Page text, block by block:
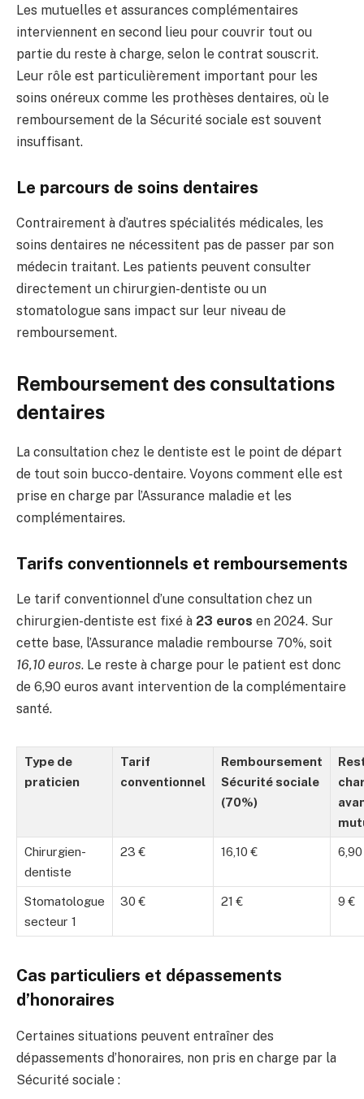
Les mutuelles et assurances complémentaires
interviennent en second lieu pour couvrir tout ou
partie du reste à charge, selon le contrat souscrit.
Leur rôle est particulièrement important pour les
soins onéreux comme les prothèses dentaires, où le
remboursement de la Sécurité sociale est souvent
insuffisant.
Le parcours de soins dentaires
Contrairement à d’autres spécialités médicales, les
soins dentaires ne nécessitent pas de passer par son
médecin traitant. Les patients peuvent consulter
directement un chirurgien-dentiste ou un
stomatologue sans impact sur leur niveau de
remboursement.
Remboursement des consultations
dentaires
La consultation chez le dentiste est le point de départ
de tout soin bucco-dentaire. Voyons comment elle est
prise en charge par l’Assurance maladie et les
complémentaires.
Tarifs conventionnels et remboursements
Le tarif conventionnel d’une consultation chez un
chirurgien-dentiste est fixé à 23 euros en 2024. Sur
cette base, l’Assurance maladie rembourse 70%, soit
16,10 euros. Le reste à charge pour le patient est donc
de 6,90 euros avant intervention de la complémentaire
santé.
Type de
praticien
Tarif
conventionnel
Remboursement
Sécurité sociale
(70%)
Chirurgien-
dentiste
23 € 16,10 €
Stomatologue
secteur 1
30 € 21 € 9 €
Cas particuliers et dépassements
d’honoraires
Certaines situations peuvent entraîner des
dépassements d’honoraires, non pris en charge par la
Sécurité sociale :